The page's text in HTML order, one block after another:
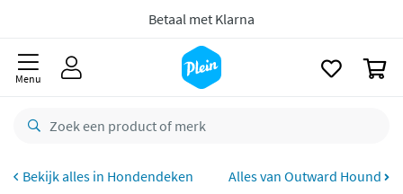
8,8/10
Menu
Hondendeken Alles van Outward Hound